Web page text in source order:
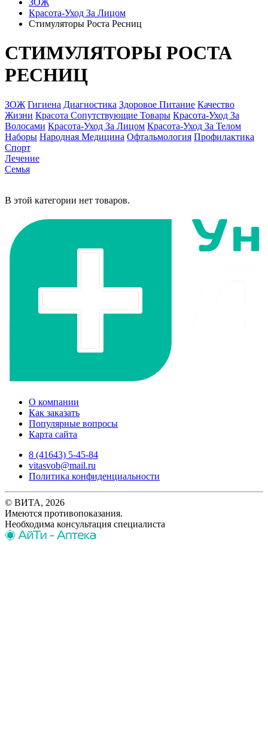
ЗОЖ
Красота-Уход За Лицом
Стимуляторы Роста Ресниц
СТИМУЛЯТОРЫ РОСТА
РЕСНИЦ
ЗОЖ Гигиена Диагностика Здоровое Питание Качество
Жизни Красота Сопутствующие Товары Красота-Уход За
Волосами Красота-Уход За Лицом Красота-Уход За Телом
Наборы Народная Медицина Офтальмология Профилактика
Спорт
Лечение
Семья
В этой категории нет товаров.
О компании
Как заказать
Популярные вопросы
Карта сайта
8 (41643) 5-45-84
vitasvob@mail.ru
Политика конфиденциальности
© ВИТА, 2026
Имеются противопоказания.
Необходима консультация специалиста